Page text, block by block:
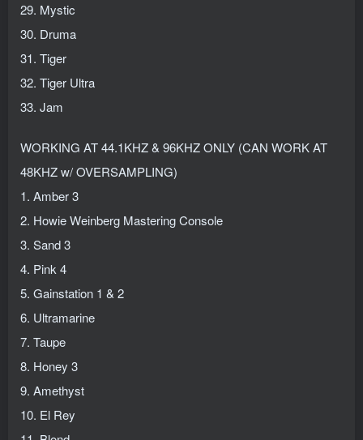
29. Mystic
30. Druma
31. Tiger
32. Tiger Ultra
33. Jam
WORKING AT 44.1KHZ & 96KHZ ONLY (CAN WORK AT
48KHZ w/ OVERSAMPLING)
1. Amber 3
2. Howie Weinberg Mastering Console
3. Sand 3
4. Pink 4
5. Gainstation 1 & 2
6. Ultramarine
7. Taupe
8. Honey 3
9. Amethyst
10. El Rey